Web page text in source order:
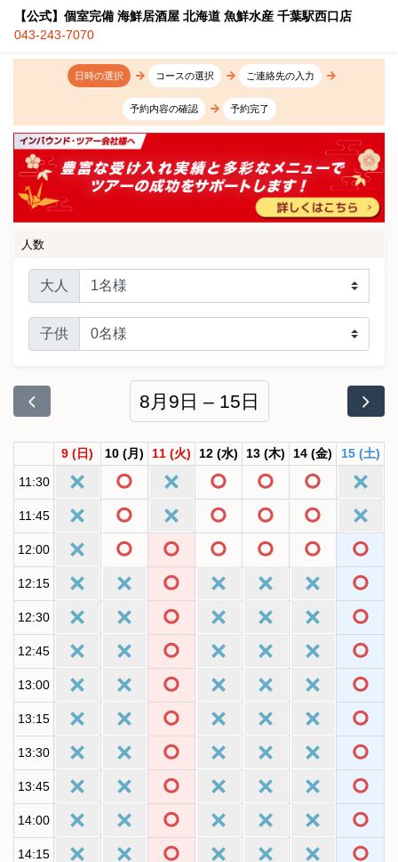
【公式】個室完備 海鮮居酒屋 北海道 魚鮮水産 千葉駅西口店
043-243-7070
日時の選択 コースの選択 ご連絡先の入力
予約内容の確認 予約完了
人数
大人
子供
8月9日 – 15日
9 (日) 10 (月) 11 (火) 12 (水) 13 (木) 14 (金) 15 (土)
11:30
11:45
12:00
12:15
12:30
12:45
13:00
13:15
13:30
13:45
14:00
14:15